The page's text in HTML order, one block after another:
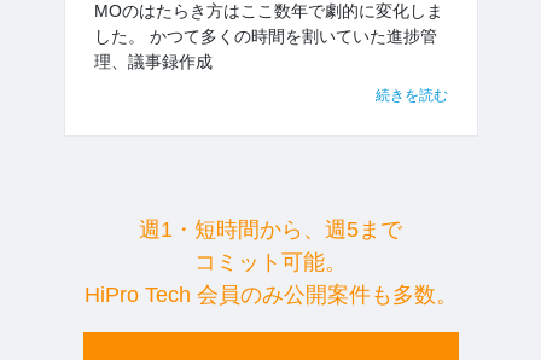
MOのはたらき方はここ数年で劇的に変化しま
した。 かつて多くの時間を割いていた進捗管
理、議事録作成
続きを読む
週1・短時間から、週5まで
コミット可能。
HiPro Tech 会員のみ公開案件も多数。